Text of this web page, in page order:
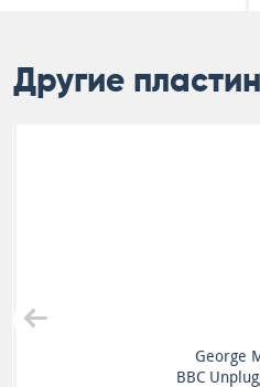
Другие
George
BBC